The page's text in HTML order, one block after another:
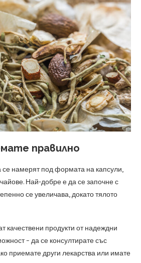
правилно
се намерят под формата на капсули,
Най-добре е да се започне с
се увеличава, докато тялото
качествени продукти от надеждни
– да се консултирате със
приемате други лекарства или имате